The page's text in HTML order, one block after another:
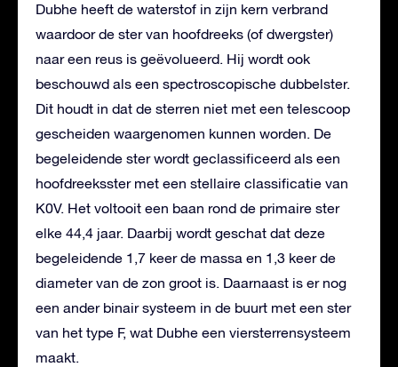
Dubhe heeft de waterstof in zijn kern verbrand
waardoor de ster van hoofdreeks (of dwergster)
naar een reus is geëvolueerd. Hij wordt ook
beschouwd als een spectroscopische dubbelster.
Dit houdt in dat de sterren niet met een telescoop
gescheiden waargenomen kunnen worden. De
begeleidende ster wordt geclassificeerd als een
hoofdreeksster met een stellaire classificatie van
K0V. Het voltooit een baan rond de primaire ster
elke 44,4 jaar. Daarbij wordt geschat dat deze
begeleidende 1,7 keer de massa en 1,3 keer de
diameter van de zon groot is. Daarnaast is er nog
een ander binair systeem in de buurt met een ster
van het type F, wat Dubhe een viersterrensysteem
maakt.